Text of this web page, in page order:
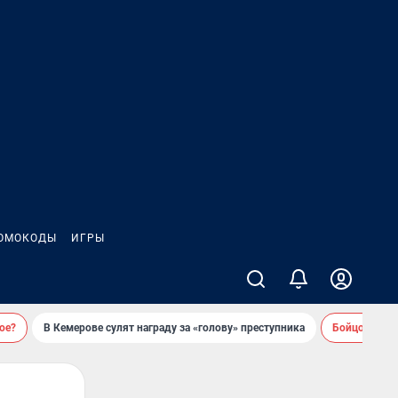
ИГРЫ
В Кемерове сулят награду за «голову» преступника Бойцовский